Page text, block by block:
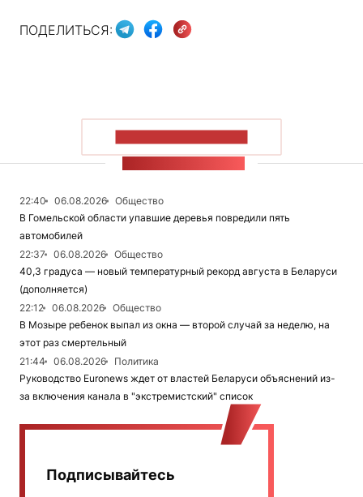
ПОДЕЛИТЬСЯ:
22:40 06.08.2026
Общество
В Гомельской области упавшие деревья повредили пять
автомобилей
22:37
06.08.2026
Общество
40,3 градуса — новый температурный рекорд августа в Беларуси
(дополняется)
22:12
06.08.2026
Общество
В Мозыре ребенок выпал из окна — второй случай за неделю, на
этот раз смертельный
21:44
06.08.2026
Политика
Руководство Euronews ждет от властей Беларуси объяснений из-
за включения канала в "экстремистский" список
Подписывайтесь